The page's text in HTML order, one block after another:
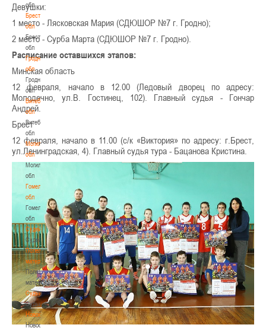
обл
Брестская
обл
Брестская
обл
Гродненская
обл
Гродненская
обл
Витебская
обл
Витебская
обл
Могилевская
обл
Могилевская
обл
Гомельская
обл
Гомельская
обл
Судейство
Судейство
Полезные
материалы
Полезные
материалы
Судьи
Судьи
Новости
Новости
Девушки:
1 место - Лясковская Мария (СДЮШОР №7 г. Гродно);
2 место - Сурба Марта (СДЮШОР №7 г. Гродно).
Расписание оставшихся этапов:
Минская область
12 февраля, начало в 12.00 (Ледовый дворец по адресу:
Молодечно, ул.В. Гостинец, 102). Главный судья - Гончар
Андрей.
Брест
12 февраля, начало в 11.00 (с/к «Виктория» по адресу: г.Брест,
ул.Ленинградская, 4). Главный судья тура - Бацанова Кристина.